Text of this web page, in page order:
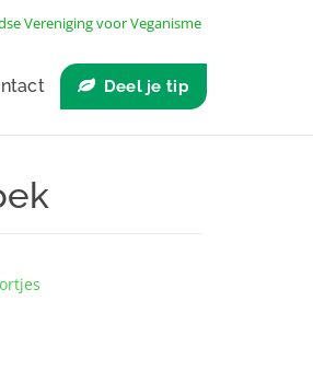
Vereniging voor Veganisme
Deel je tip